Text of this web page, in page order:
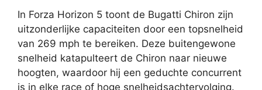
In Forza Horizon 5 toont de Bugatti Chiron zijn
uitzonderlijke capaciteiten door een topsnelheid
van 269 mph te bereiken. Deze buitengewone
snelheid katapulteert de Chiron naar nieuwe
hoogten, waardoor hij een geduchte concurrent
is in elke race of hoge snelheidsachtervolging.